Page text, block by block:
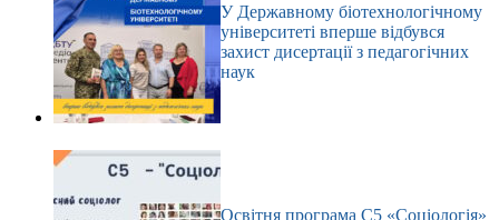
У Державному біотехнологічному
університеті вперше відбувся
захист дисертації з педагогічних
наук
Освітня програма С5 «Соціологія»